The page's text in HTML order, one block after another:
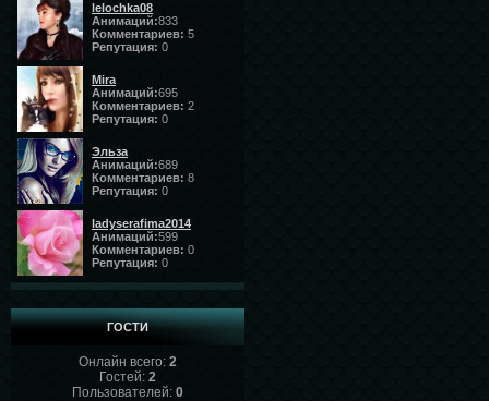
lelochka08
Анимаций:833
Комментариев: 5
Репутация: 0
Mira
Анимаций:695
Комментариев: 2
Репутация: 0
Эльза
Анимаций:689
Комментариев: 8
Репутация: 0
ladyserafima2014
Анимаций:599
Комментариев: 0
Репутация: 0
ГОСТИ
Онлайн всего: 2
Гостей: 2
Пользователей: 0